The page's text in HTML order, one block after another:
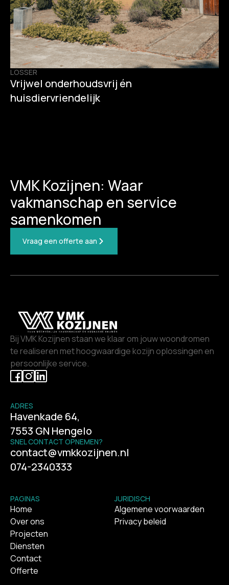
LOSSER
Vrijwel onderhoudsvrij én
huisdiervriendelijk
VMK Kozijnen: Waar
vakmanschap en service
samenkomen
Vraag een offerte aan
Bij VMK Kozijnen staan we klaar om jouw woondromen
te realiseren met hoogwaardige kozijn oplossingen en
persoonlijke service.
ADRES
Havenkade 64,
7553 GN Hengelo
SNEL CONTACT OPNEMEN?
contact@vmkkozijnen.nl
074-2340333
PAGINAS
Home
Over ons
Projecten
Diensten
Contact
Offerte
JURIDISCH
Algemene voorwaarden
Privacy beleid